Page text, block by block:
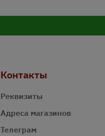
Контакты
Реквизиты
Адреса магазинов
Телеграм